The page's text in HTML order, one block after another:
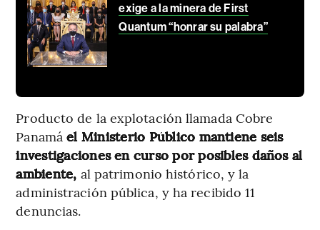
exige a la minera de First
Quantum “honrar su palabra”
Producto de la explotación llamada Cobre
Panamá el Ministerio Público mantiene seis
investigaciones en curso por posibles daños al
ambiente, al patrimonio histórico, y la
administración pública, y ha recibido 11
denuncias.